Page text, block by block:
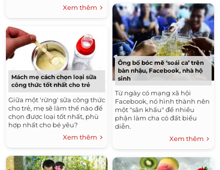
Xem thêm
Mách mẹ cách chọn loại sữa
công thức tốt nhất cho trẻ
Giữa một 'rừng' sữa công thức
cho trẻ, mẹ sẽ làm thế nào để
chọn được loại tốt nhất, phù
hợp nhất cho bé yêu?
Xem thêm
Ông bố bóc mẽ ‘soái ca’ trên
bàn nhậu, Facebook, nhà hộ
sinh
Từ ngày có mạng xã hội
Facebook, nó hình thành nên
một "sân khấu" để nhiều
phận làm cha có đất biểu
diễn.
Xem thêm